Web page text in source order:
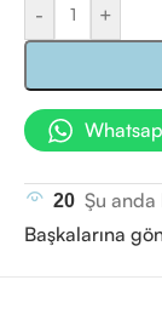
- +
20 Şu
Başkalarına